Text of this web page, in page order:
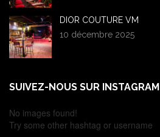
DIOR COUTURE VM
10 décembre 2025
SUIVEZ-NOUS SUR INSTAGRAM
No images found!
Try some other hashtag or username